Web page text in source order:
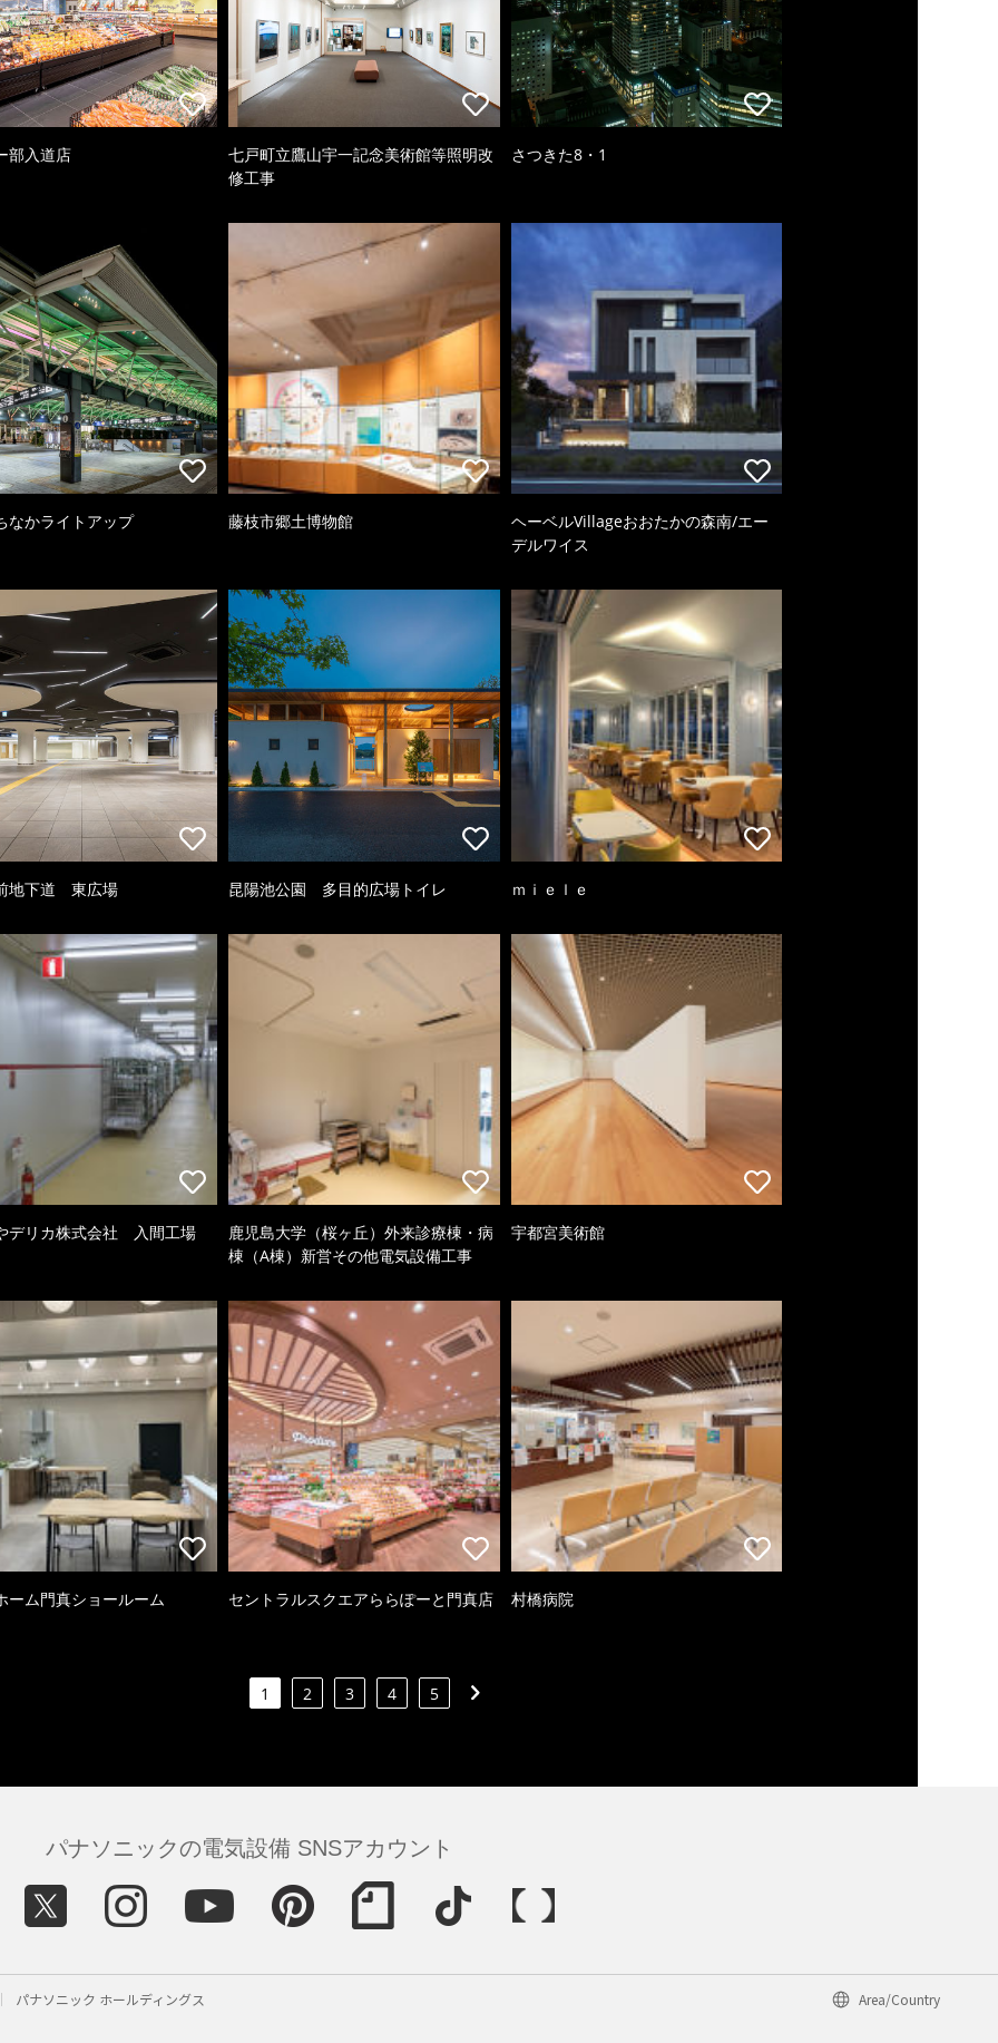
部入道店
七戸町立鷹山宇一記念美術館等照明改
修工事
さつきた8・1
なかライトアップ 藤枝市郷土博物館
ヘーベルVillageおおたかの森南/エー
デルワイス
地下道 東広場 昆陽池公園 多目的広場トイレ ｍｉｅｌｅ
デリカ株式会社 入間工場
鹿児島大学（桜ヶ丘）外来診療棟・病
棟（A棟）新営その他電気設備工事
宇都宮美術館
ーム門真ショールーム セントラルスクエアららぽーと門真店 村橋病院
1 2 3 4 5
パナソニックの電気設備 SNSアカウント
パナソニック ホールディングス Area/Country